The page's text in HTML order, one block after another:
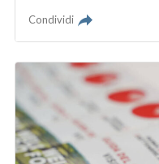
Condividi